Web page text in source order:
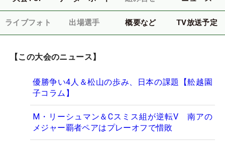
ライブフォト 出場選手 概要など TV放送予定
【この大会のニュース】
優勝争い4人＆松山の歩み、日本の課題【舩越園
子コラム】
M・リーシュマン＆Cスミス組が逆転V 南アの
メジャー覇者ペアはプレーオフで惜敗